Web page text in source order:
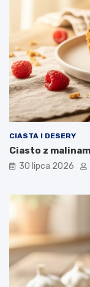
CIASTA I DESERY
Ciasto z
30 lipca 2026